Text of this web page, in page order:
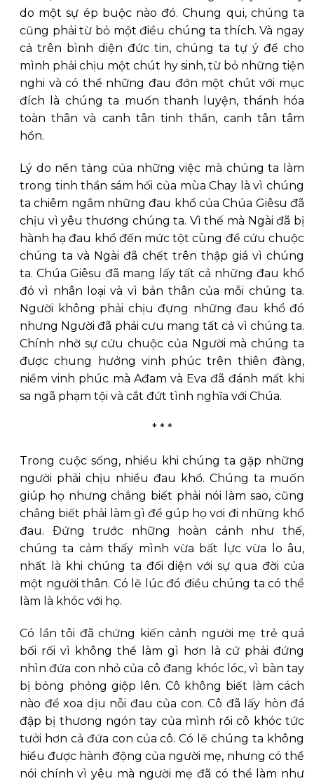
do một sự ép buộc nào đó. Chung qui, chúng ta
cũng phải từ bỏ một điều chúng ta thích. Và ngay
cả trên bình diện đức tin, chúng ta tự ý để cho
mình phải chịu một chút hy sinh, từ bỏ những tiện
nghi và có thể những đau đớn một chút với mục
đích là chúng ta muốn thanh luyện, thánh hóa
toàn thân và canh tân tinh thần, canh tân tâm
hồn.
Lý do nền tảng của những việc mà chúng ta làm
trong tinh thần sám hối của mùa Chay là vì chúng
ta chiêm ngắm những đau khổ của Chúa Giêsu đã
chịu vì yêu thương chúng ta. Vì thế mà Ngài đã bị
hành hạ đau khổ đến mức tột cùng để cứu chuộc
chúng ta và Ngài đã chết trên thập giá vì chúng
ta. Chúa Giêsu đã mang lấy tất cả những đau khổ
đó vì nhân loại và vì bản thân của mỗi chúng ta.
Người không phải chịu đựng những đau khổ đó
nhưng Người đã phải cưu mang tất cả vì chúng ta.
Chính nhờ sự cứu chuộc của Người mà chúng ta
được chung hưởng vinh phúc trên thiên đàng,
niềm vinh phúc mà Ađam và Eva đã đánh mất khi
sa ngã phạm tội và cắt đứt tình nghĩa với Chúa.
* * *
Trong cuộc sống, nhiều khi chúng ta gặp những
người phải chịu nhiều đau khổ. Chúng ta muốn
giúp họ nhưng chẳng biết phải nói làm sao, cũng
chẳng biết phải làm gì để gúp họ vơi đi những khổ
đau. Ðứng trước những hoàn cảnh như thế,
chúng ta cảm thấy mình vừa bất lực vừa lo âu,
nhất là khi chúng ta đối diện với sự qua đời của
một người thân. Có lẽ lúc đó điều chúng ta có thể
làm là khóc với họ.
Có lần tôi đã chứng kiến cảnh người mẹ trẻ quá
bối rối vì không thể làm gì hơn là cứ phải đứng
nhìn đứa con nhỏ của cô đang khóc lóc, vì bàn tay
bị bỏng phỏng giộp lên. Cô không biết làm cách
nào để xoa dịu nỗi đau của con. Cô đã lấy hòn đá
đập bị thương ngón tay của mình rồi cô khóc tức
tưởi hơn cả đứa con của cô. Có lẽ chúng ta không
hiểu được hành động của người mẹ, nhưng có thể
nói chính vì yêu mà người mẹ đã có thể làm như